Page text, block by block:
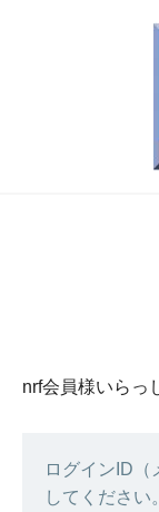
nrf会員様いらっ
ログインID（
してください。